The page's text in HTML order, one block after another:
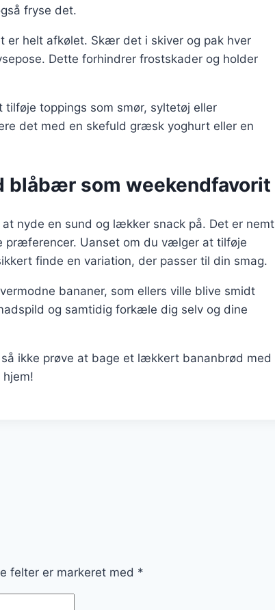
fryse det.
er helt afkølet. Skær det i skiver og pak hver
Dette forhindrer frostskader og holder
toppings som smør, syltetøj eller
det med en skefuld græsk yoghurt eller en
blåbær som weekendfavorit
nyde en sund og lækker snack på. Det er nemt
præferencer. Uanset om du vælger at tilføje
finde en variation, der passer til din smag.
bananer, som ellers ville blive smidt
og samtidig forkæle dig selv og dine
ikke prøve at bage et lækkert bananbrød med
felter er markeret med *